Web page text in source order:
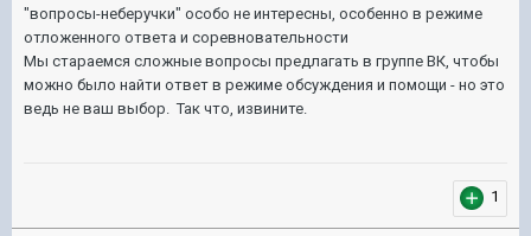
"вопросы-неберучки" особо не интересны, особенно в режиме
отложенного ответа и соревновательности
Мы стараемся сложные вопросы предлагать в группе ВК, чтобы
можно было найти ответ в режиме обсуждения и помощи - но это
ведь не ваш выбор. Так что, извините.
1